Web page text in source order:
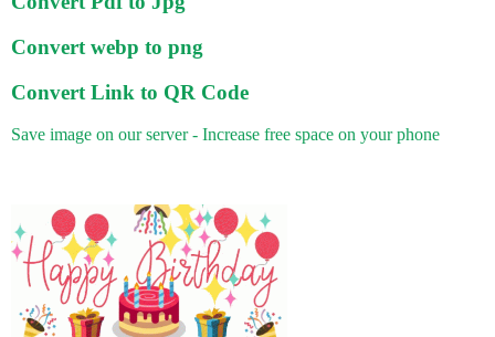
Convert webp to png
Convert Link to QR Code
Save image on our server - Increase free space on your phone